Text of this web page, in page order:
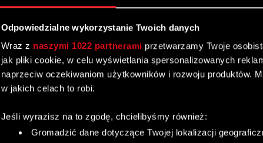
Odpowiedzialne wykorzystanie Twoich danych
Wraz z naszymi 1022 partnerami przetwarzamy Twoje
jak pliki cookie, w celu wyświetlania spersonalizowanych
naprzeciw oczekiwaniom użytkowników i rozwoju produktów.
w jakich celach to robi.
Jeśli wyrazisz na to zgodę, chcielibyśmy również:
Gromadzić dane dotyczące Twojej lokalizacji